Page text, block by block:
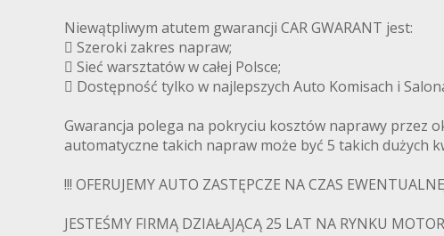
Niewątpliwym atutem gwarancji CAR GWARANT jest:
 Szeroki zakres napraw;
 Sieć warsztatów w całej Polsce;
 Dostępność tylko w najlepszych Auto Komisach i
Gwarancja polega na pokryciu kosztów naprawy przez
automatyczne takich napraw może być 5 takich dużych
!!! OFERUJEMY AUTO ZASTĘPCZE NA CZAS
JESTEŚMY FIRMĄ DZIAŁAJĄCĄ 25 LAT NA RYNKU